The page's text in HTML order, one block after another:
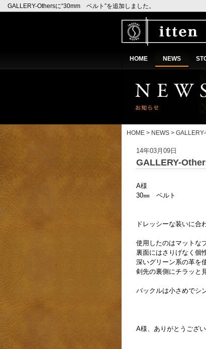
GALLERY-Othersに“30mm ベルト”を追加しました。
HOME NEWS
HOME > NEWS >
14年03月09日
GALLERY-
A様
30㎜ ベルト
ドレッシーな装いに合
使用したのはマットな
裏面にはさりげなく個
深いグリーン系の革を
剣先の裏側にチラッと
バックルは小さめでシ
A様、ありがとうござい